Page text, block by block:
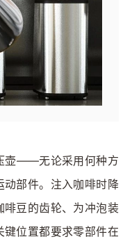
壶——无论采用何种方
动部件。注入咖啡时降
豆的齿轮、为冲泡装
位置都要求零部件在